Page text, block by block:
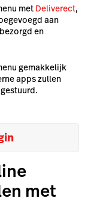
met Deliverect,
aan
en
gemakkelijk
apps zullen
met